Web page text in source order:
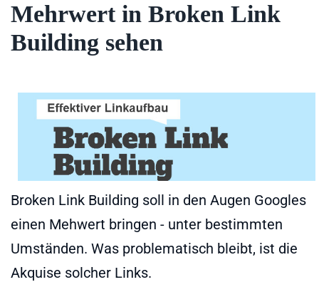
Mehrwert in Broken Link
Building sehen
Broken Link Building soll in den Augen Googles
einen Mehwert bringen - unter bestimmten
Umständen. Was problematisch bleibt, ist die
Akquise solcher Links.